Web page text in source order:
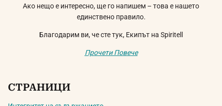
Ако нещо е интересно, ще го напишем – това е нашето
единствено правило.
Благодарим ви, че сте тук, Екипът на Spiritell
Прочети Повече
СТРАНИЦИ